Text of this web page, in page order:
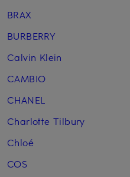
BRAX
BURBERRY
Calvin Klein
CAMBIO
CHANEL
Charlotte Tilbury
Chloé
COS